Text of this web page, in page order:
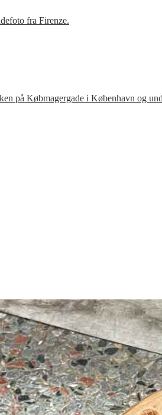
fra Firenze.
på Købmagergade i København og